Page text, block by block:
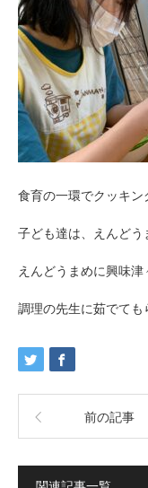
食育の一環でクッキン
子ども達は、えんど
えんどうまめに興味津
調理の先生に茹でて
前の記事